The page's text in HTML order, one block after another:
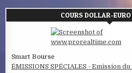
COURS DOLLAR-EURO
Smart Bourse
ÉMISSIONS SPÉCIALES - Emission